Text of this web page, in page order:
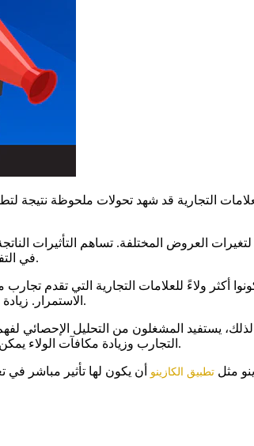
التجارية قد شهد تحولات ملحوظة نتيجة
لتغيرات العروض المختلفة. تساهم التأثيرات
في التفاعل مع هذه العروض، مما يحفزهم على الاستمرار في استخدام التطبيقات.
أكثر ولاءً للعلامات التجارية التي تقدم
الاستمرار. زيادة العروض والتحفيز عبر المكافآت يلعبان دورًا حيويًا في تغيير سلوك اللاعبين.
التجارب وزيادة مكافآت الولاء يمكن أن تؤدي إلى تحولات كبيرة في كيفية تفاعل اللاعبين مع العلامات التجارية.
مثل تطبيق الكازينو أن يكون لها تأثير مباشر في